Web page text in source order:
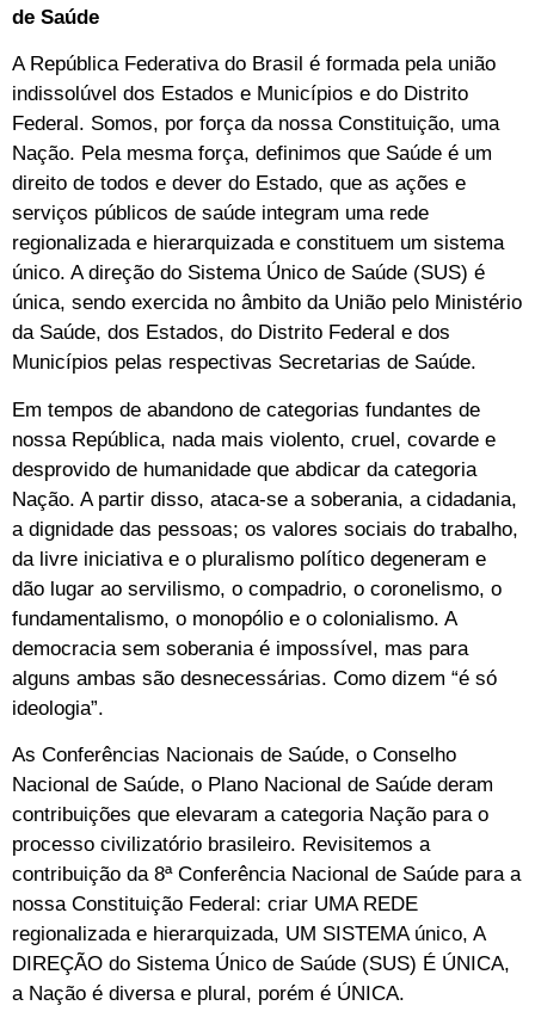
de Saúde
A República Federativa do Brasil é formada pela união
indissolúvel dos Estados e Municípios e do Distrito
Federal. Somos, por força da nossa Constituição, uma
Nação. Pela mesma força, definimos que Saúde é um
direito de todos e dever do Estado, que as ações e
serviços públicos de saúde integram uma rede
regionalizada e hierarquizada e constituem um sistema
único. A direção do Sistema Único de Saúde (SUS) é
única, sendo exercida no âmbito da União pelo Ministério
da Saúde, dos Estados, do Distrito Federal e dos
Municípios pelas respectivas Secretarias de Saúde.
Em tempos de abandono de categorias fundantes de
nossa República, nada mais violento, cruel, covarde e
desprovido de humanidade que abdicar da categoria
Nação. A partir disso, ataca-se a soberania, a cidadania,
a dignidade das pessoas; os valores sociais do trabalho,
da livre iniciativa e o pluralismo político degeneram e
dão lugar ao servilismo, o compadrio, o coronelismo, o
fundamentalismo, o monopólio e o colonialismo. A
democracia sem soberania é impossível, mas para
alguns ambas são desnecessárias. Como dizem “é só
ideologia”.
As Conferências Nacionais de Saúde, o Conselho
Nacional de Saúde, o Plano Nacional de Saúde deram
contribuições que elevaram a categoria Nação para o
processo civilizatório brasileiro. Revisitemos a
contribuição da 8ª Conferência Nacional de Saúde para a
nossa Constituição Federal: criar UMA REDE
regionalizada e hierarquizada, UM SISTEMA único, A
DIREÇÃO do Sistema Único de Saúde (SUS) É ÚNICA,
a Nação é diversa e plural, porém é ÚNICA.